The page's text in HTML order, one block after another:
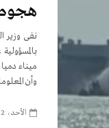
نفى وزير
ميناء
وأن
الأحد، 2 أغسطس 2026، 6:02 ص